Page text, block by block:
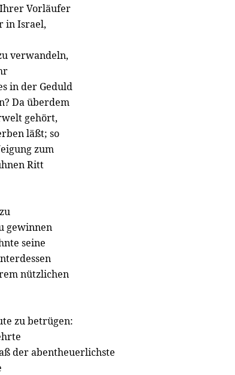
Ihrer Vorläufer
in Israel,
verwandeln,
in der Geduld
Da überdem
gehört,
läßt; so
zum
Ritt
gewinnen
seine
nützlichen
zu betrügen:
der abentheuerlichste